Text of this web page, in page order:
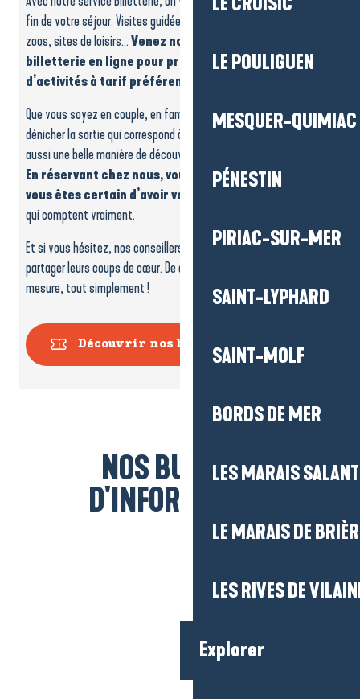
LE POULIGUEN
MESQUER-QUIMIAC
PÉNESTIN
PIRIAC-SUR-MER
SAINT-LYPHARD
SAINT-MOLF
BORDS DE MER
LES MARAIS
LE MARAIS DE
LES RIVES DE
Explorer
fin de votre séjour. Visites guidées, spectacles, concerts, parcs,
zoos, sites de loisirs…Venez nous voir ou consultez notre
billetterie en ligne pour profiter d’un large choix
d’activités à tarif préférentiel.
Que vous soyez en couple, en famille ou entre amis, on vous aide à
dénicher la sortie qui correspond à votre envie du moment. C’est
aussi une belle manière de découvrir nos communes autrement.
En réservant chez nous, vous gagnez du temps et
vous êtes certain d’avoir vos places
qui comptent vraiment.
Et si vous hésitez, nos conseillers sont là pour vous aiguiller et
partager leurs coups de cœur. De quoi composer un programme sur
mesure, tout simplement !
Découvrir nos billetteries
NOS BUREAUX
D'INFORMATION